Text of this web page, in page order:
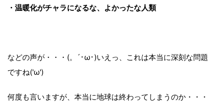
・温暖化がチャラになるな、よかったな人類
などの声が・・・(。´･ω･)いえっ、これは本当に深刻な問題
ですね('ω')
何度も言いますが、本当に地球は終わってしまうのか・・・